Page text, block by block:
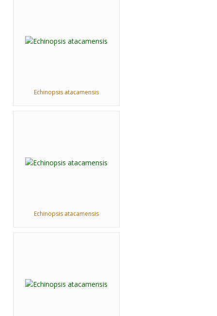
Echinopsis atacamensis
Echinopsis atacamensis